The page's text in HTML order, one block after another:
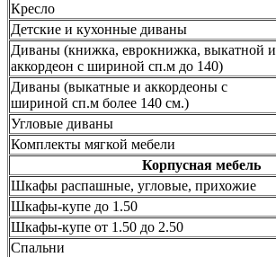
Кресло
Детские и кухонные диваны
Диваны (книжка, еврокнижка, выкатной и
аккордеон с шириной сп.м до 140)
Диваны (выкатные и аккордеоны с
шириной сп.м более 140 см.)
Угловые диваны
Комплекты мягкой мебели
Корпусная мебель
Шкафы распашные, угловые, прихожие
Шкафы-купе до 1.50
Шкафы-купе от 1.50 до 2.50
Спальни